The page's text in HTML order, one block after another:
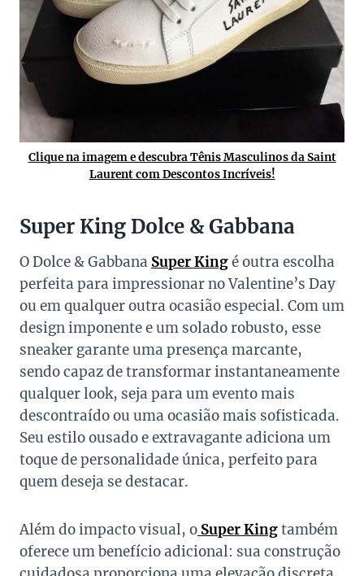
Clique na imagem e descubra Tênis Masculinos da Saint
Laurent com Descontos Incríveis!
Super King Dolce & Gabbana
O Dolce & Gabbana Super Kingé outra escolha
perfeita para impressionar no Valentine’s Day
ou em qualquer outra ocasião especial. Com um
design imponente e um solado robusto, esse
sneaker garante uma presença marcante,
sendo capaz de transformar instantaneamente
qualquer look, seja para um evento mais
descontraído ou uma ocasião mais sofisticada.
Seu estilo ousado e extravagante adiciona um
toque de personalidade única, perfeito para
quem deseja se destacar.
Além do impacto visual, o Super Kingtambém
oferece um benefício adicional: sua construção